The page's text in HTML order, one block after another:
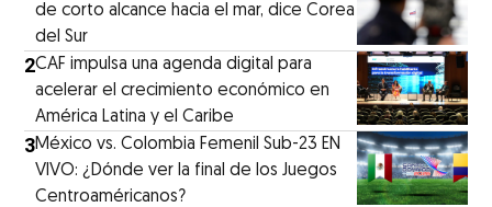
de corto alcance hacia el mar, dice Corea
del Sur
2CAF impulsa una agenda digital para
acelerar el crecimiento económico en
América Latina y el Caribe
3México vs. Colombia Femenil Sub-23 EN
VIVO: ¿Dónde ver la final de los Juegos
Centroaméricanos?